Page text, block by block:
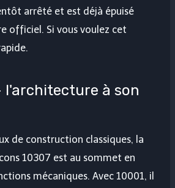
arrêté et est déjà épuisé
officiel. Si vous voulez cet
l'architecture à son
de construction classiques, la
10307 est au sommet en
mécaniques. Avec 10001, il